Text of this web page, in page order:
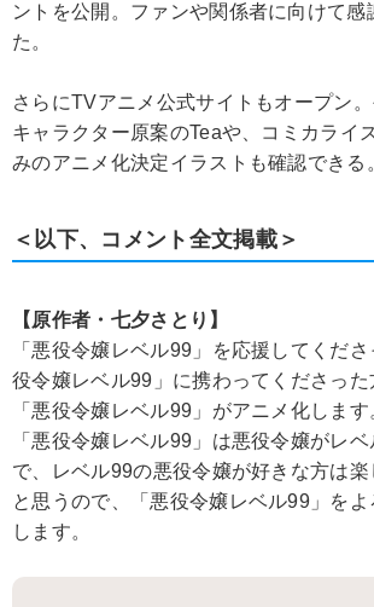
ントを公開。ファンや関係者に向けて感
た。
さらにTVアニメ公式サイトもオープン
キャラクター原案のTeaや、コミカライ
みのアニメ化決定イラストも確認できる
＜以下、コメント全文掲載＞
【原作者・七夕さとり】
「悪役令嬢レベル99」を応援してくだ
役令嬢レベル99」に携わってくださっ
「悪役令嬢レベル99」がアニメ化します
「悪役令嬢レベル99」は悪役令嬢がレ
で、レベル99の悪役令嬢が好きな方は
と思うので、「悪役令嬢レベル99」を
します。